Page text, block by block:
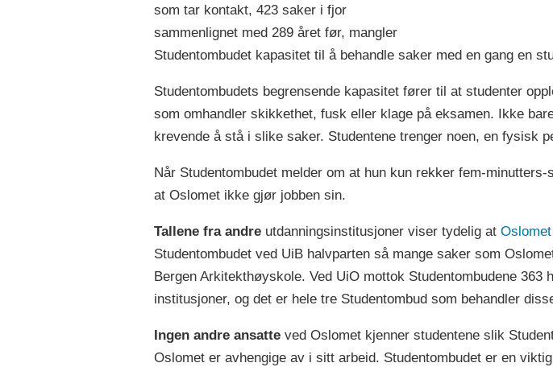
som tar kontakt, 423 saker i fjor
sammenlignet med 289 året før, mangler
Studentombudet kapasitet til å behandle saker med en gang en
Studentombudets begrensende kapasitet fører til at studenter
som omhandler skikkethet, fusk eller klage på eksamen. Ikke
krevende å stå i slike saker. Studentene trenger noen, en fysisk
Når Studentombudet melder om at hun kun rekker fem-
at Oslomet ikke gjør jobben sin.
Tallene fra andreutdanningsinstitusjoner viser tydelig at
Studentombudet ved UiB halvparten så mange saker som
Bergen Arkitekthøyskole. Ved UiO mottok Studentombudene
institusjoner, og det er hele tre Studentombud som behandler
Ingen andre ansatteved Oslomet kjenner studentene slik
Oslomet er avhengige av i sitt arbeid. Studentombudet er en